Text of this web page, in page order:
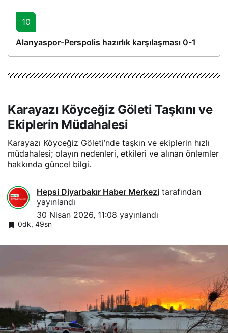
10
Alanyaspor-Perspolis hazırlık karşılaşması 0-1
Karayazı Köyceğiz Göleti Taşkını ve
Ekiplerin Müdahalesi
Karayazı Köyceğiz Göleti’nde taşkın ve ekiplerin hızlı
müdahalesi; olayın nedenleri, etkileri ve alınan önlemler
hakkında güncel bilgi.
Hepsi Diyarbakır Haber Merkezi tarafından
yayınlandı
30 Nisan 2026, 11:08 yayınlandı
0dk, 49sn